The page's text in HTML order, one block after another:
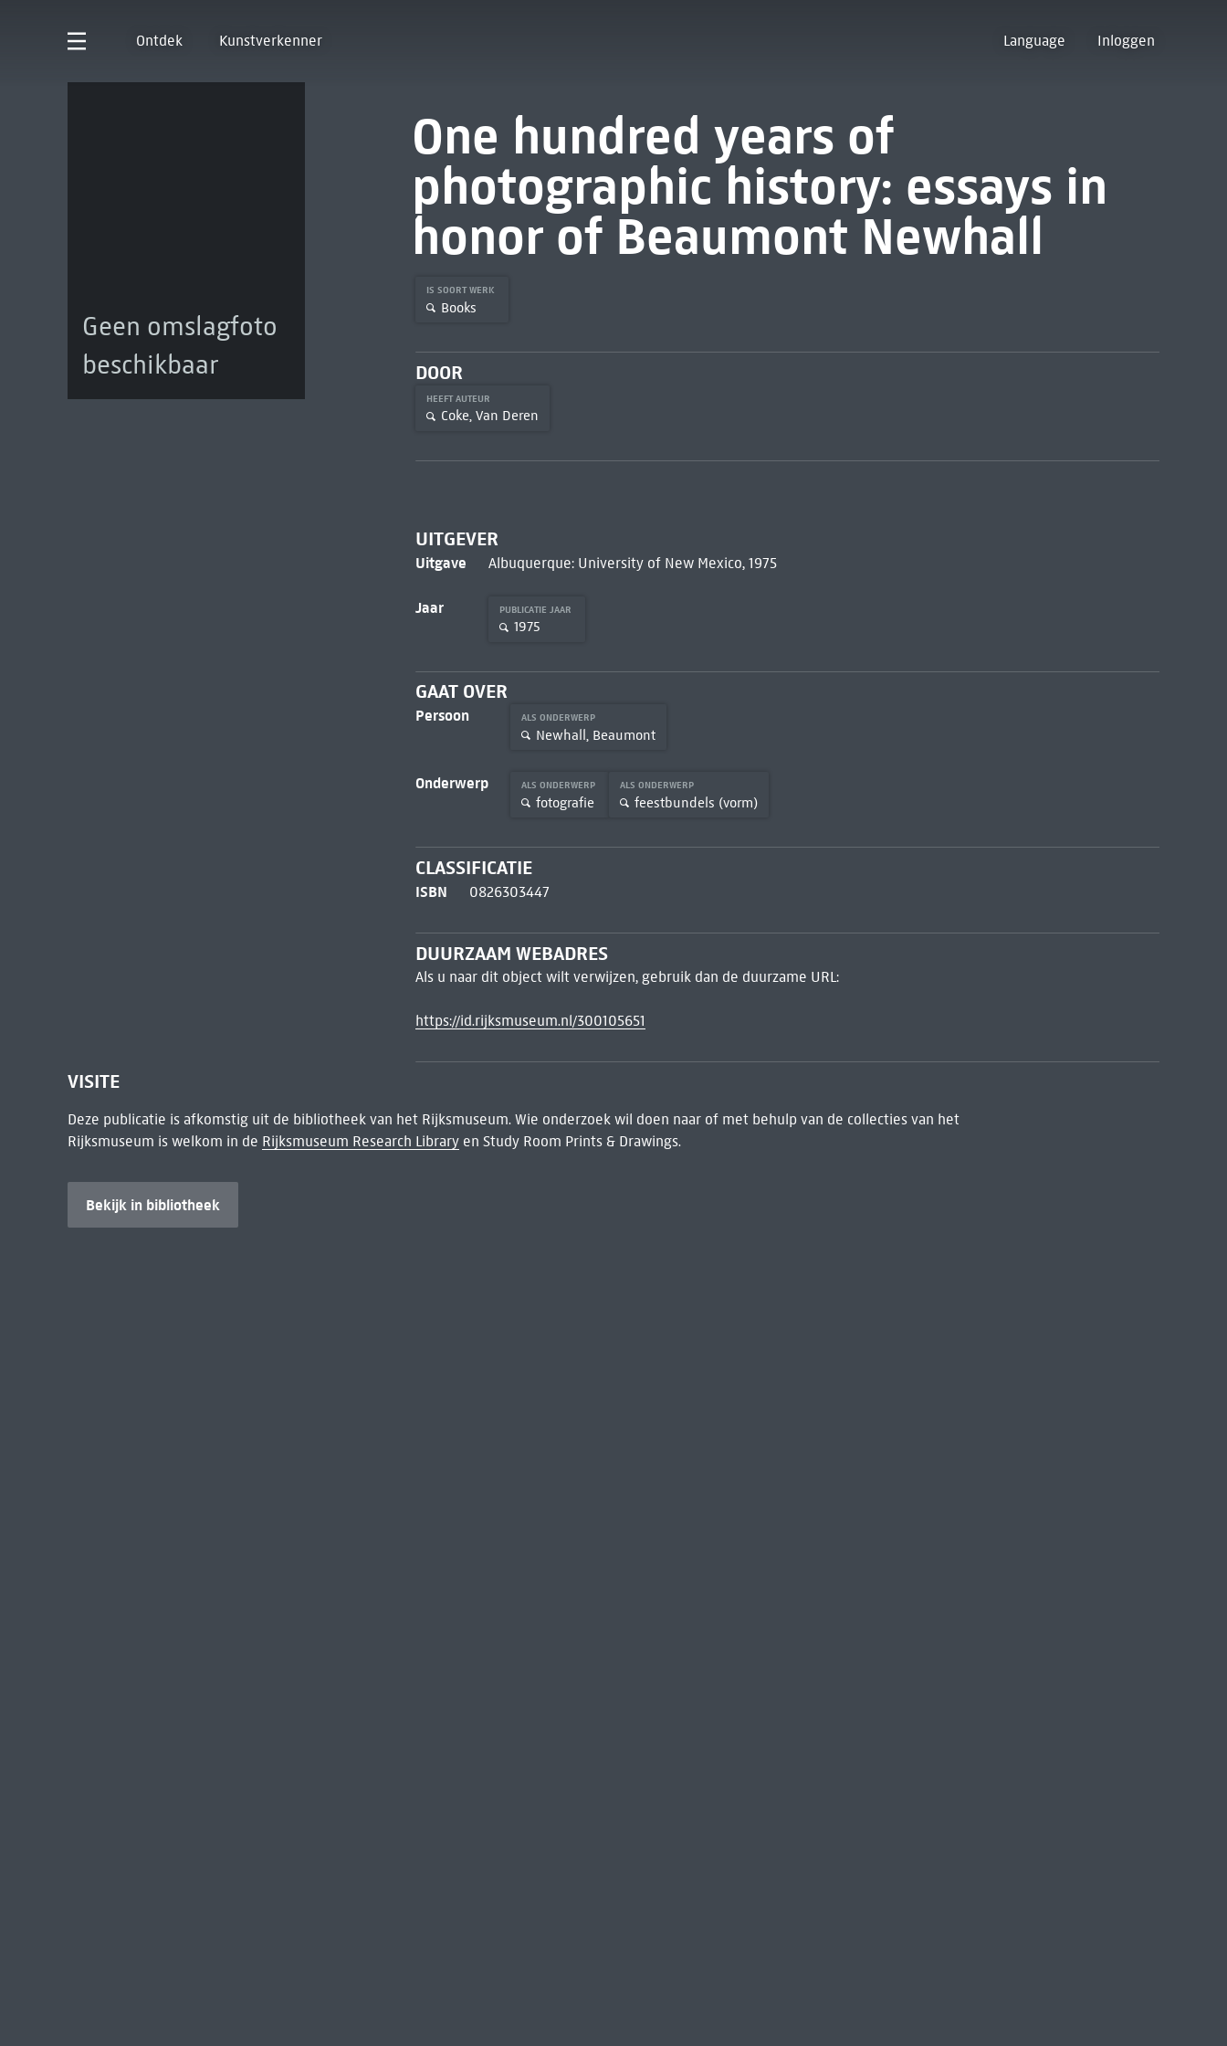
Ontdek Kunstverkenner Language Inloggen
Geen omslagfoto
beschikbaar
One hundred years of
photographic history: essays in
honor of Beaumont Newhall
IS SOORT WERK
Books
DOOR
HEEFT AUTEUR
Coke, Van Deren
UITGEVER
Uitgave Albuquerque: University of New Mexico, 1975
Jaar PUBLICATIE JAAR
1975
GAAT OVER
Persoon ALS ONDERWERP
Newhall, Beaumont
Onderwerp ALS ONDERWERP
fotografie
ALS ONDERWERP
feestbundels (vorm)
CLASSIFICATIE
ISBN 0826303447
DUURZAAM WEBADRES
Als u naar dit object wilt verwijzen, gebruik dan de duurzame URL:
https://id.rijksmuseum.nl/300105651
VISITE
Deze publicatie is afkomstig uit de bibliotheek van het Rijksmuseum. Wie onderzoek wil doen naar of met behulp van de collecties van het
Rijksmuseum is welkom in de Rijksmuseum Research Libraryen Study Room Prints & Drawings.
Bekijk in bibliotheek